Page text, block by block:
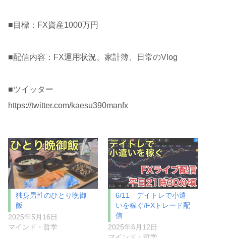
■目標：FX資産1000万円
■配信内容：FX運用状況、家計簿、日常のVlog
■ツイッター
https://twitter.com/kaesu390manfx
独身男性のひとり晩御
飯
2025年5月16日
マインド・哲学
6/11 デイトレで小遣
いを稼ぐ/FXトレード配
信
2025年6月12日